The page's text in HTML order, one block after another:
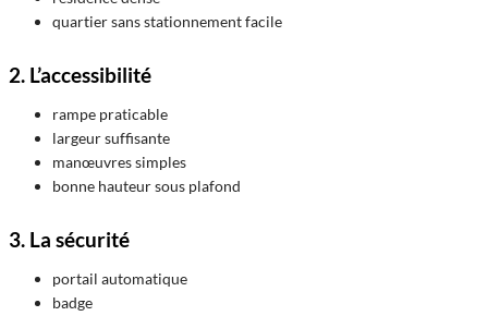
quartier sans stationnement facile
2. L’accessibilité
rampe praticable
largeur suffisante
manœuvres simples
bonne hauteur sous plafond
3. La sécurité
portail automatique
badge